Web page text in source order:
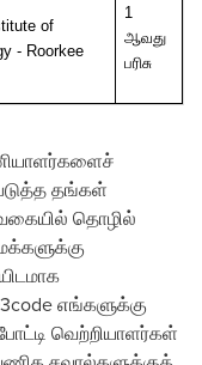
of
- Roorkee
1
ஆவது
பரிசு
தங்கள்
வகையில் தொழில்
எங்களுக்கு
வெற்றியாளர்கள்